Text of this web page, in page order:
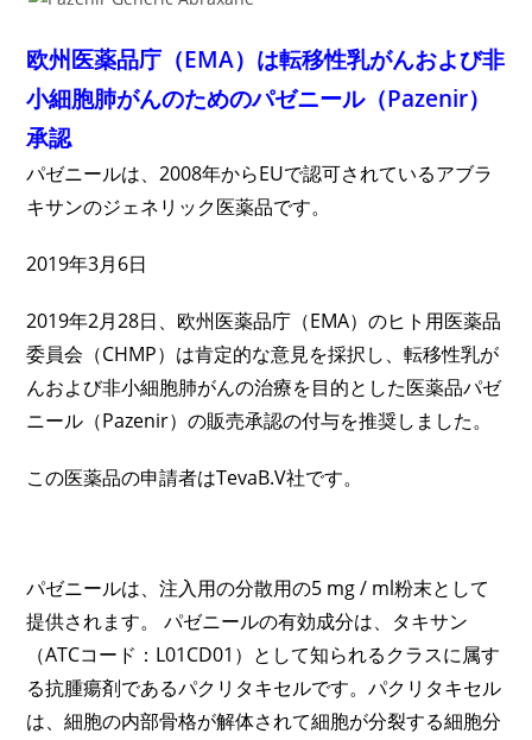
欧州医薬品庁（EMA）は転移性乳がんおよび非
小細胞肺がんのためのパゼニール（Pazenir）
承認
パゼニールは、2008年からEUで認可されているアブラ
キサンのジェネリック医薬品です。
2019年3月6日
2019年2月28日、欧州医薬品庁（EMA）のヒト用医薬品
委員会（CHMP）は肯定的な意見を採択し、転移性乳が
んおよび非小細胞肺がんの治療を目的とした医薬品パゼ
ニール（Pazenir）の販売承認の付与を推奨しました。
この医薬品の申請者はTevaB.V社です。
パゼニールは、注入用の分散用の5 mg / ml粉末として
提供されます。 パゼニールの有効成分は、タキサン
（ATCコード：L01CD01）として知られるクラスに属す
る抗腫瘍剤であるパクリタキセルです。パクリタキセル
は、細胞の内部骨格が解体されて細胞が分裂する細胞分